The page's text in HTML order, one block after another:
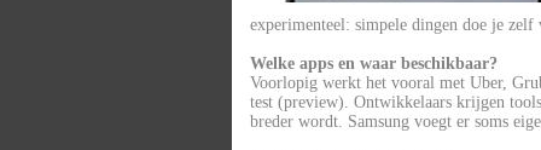
experimenteel: simpele dingen doe je zelf
Welke apps en waar beschikbaar?
Voorlopig werkt het vooral met Uber,
test (preview). Ontwikkelaars krijgen
breder wordt. Samsung voegt er soms